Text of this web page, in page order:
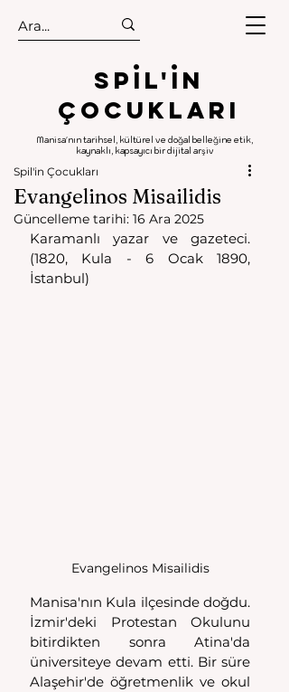
.
.
Spıl'in
Çocukları
Manisa'nın tarihsel, kültürel ve doğal belleğine etik,
kaynaklı, kapsayıcı bir dijital arşiv
Evangelinos Misailidis
Spil'in Çocukları
Güncelleme tarihi: 16 Ara 2025
Karamanlı yazar ve gazeteci.
(1820, Kula - 6 Ocak 1890,
İstanbul)
Evangelinos Misailidis
Manisa'nın Kula ilçesinde doğdu.
İzmir'deki Protestan Okulunu
bitirdikten sonra Atina'da
üniversiteye devam etti. Bir süre
Alaşehir'de öğretmenlik ve okul